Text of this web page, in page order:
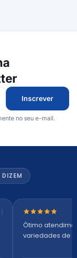
Inscrever
no seu e-mail.
DIZEM
Nota 5 de 5
Ótimo
variedades de